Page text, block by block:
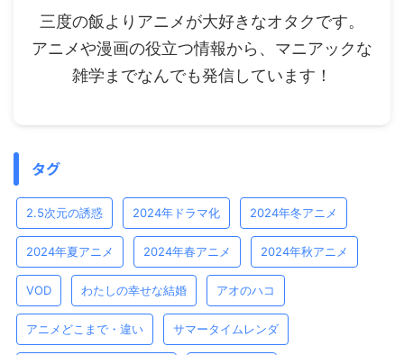
三度の飯よりアニメが大好きなオタクです。
アニメや漫画の役立つ情報から、マニアックな
雑学までなんでも発信しています！
タグ
2.5次元の誘惑 2024年ドラマ化 2024年冬アニメ
2024年夏アニメ 2024年春アニメ 2024年秋アニメ
VOD わたしの幸せな結婚 アオのハコ
アニメどこまで・違い サマータイムレンダ